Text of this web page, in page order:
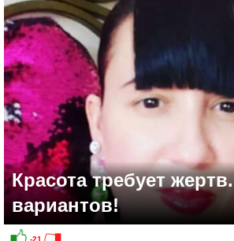
+37
Красота требует
вариантов!